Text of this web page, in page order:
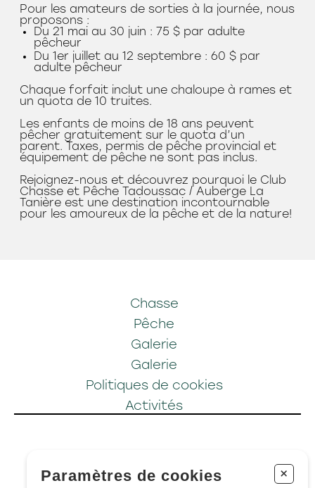
Pour les amateurs de sorties à la journée, nous
proposons :
Du 21 mai au 30 juin : 75 $ par adulte
pêcheur
Du 1er juillet au 12 septembre : 60 $ par
adulte pêcheur
Chaque forfait inclut une chaloupe à rames et
un quota de 10 truites.
Les enfants de moins de 18 ans peuvent
pêcher gratuitement sur le quota d’un
parent. Taxes, permis de pêche provincial et
équipement de pêche ne sont pas inclus.
Rejoignez-nous et découvrez pourquoi le Club
Chasse et Pêche Tadoussac / Auberge La
Tanière est une destination incontournable
pour les amoureux de la pêche et de la nature!
Chasse
Pêche
Galerie
Galerie
Politiques de cookies
Activités
Sacré-Coeur ,QC G0T 1Y0
Paramètres de cookies +